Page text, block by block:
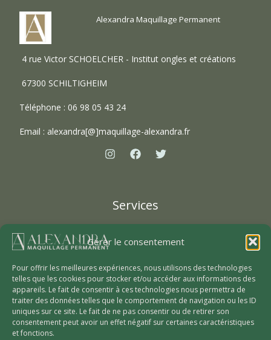
Gérer le consentement
Pour offrir les meilleures expériences, nous utilisons des technologies
telles que les cookies pour stocker et/ou accéder aux informations des
appareils. Le fait de consentir à ces technologies nous permettra de
traiter des données telles que le comportement de navigation ou les ID
uniques sur ce site. Le fait de ne pas consentir ou de retirer son
consentement peut avoir un effet négatif sur certaines caractéristiques
et fonctions.
Alexandra Maquillage Permanent
4 rue Victor SCHOELCHER - Institut ongles et créations
67300 SCHILTIGHEIM
Téléphone : 06 98 05 43 24
Email : alexandra[@]maquillage-alexandra.fr
Services
Maquillage permanent
A propos